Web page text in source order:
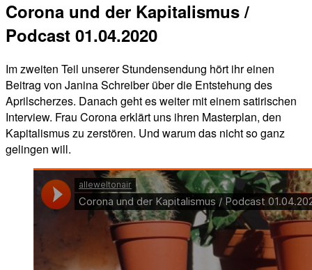
Corona und der Kapitalismus /
Podcast 01.04.2020
Im zweiten Teil unserer Stundensendung hört ihr einen
Beitrag von Janina Schreiber über die Entstehung des
Aprilscherzes. Danach geht es weiter mit einem satirischen
Interview. Frau Corona erklärt uns ihren Masterplan, den
Kapitalismus zu zerstören. Und warum das nicht so ganz
gelingen will.